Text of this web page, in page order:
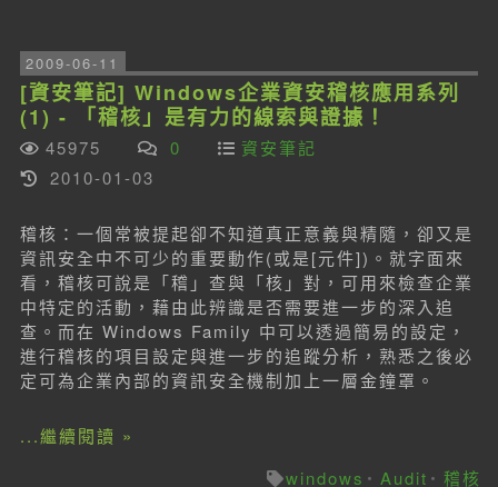
2009-06-11
[資安筆記] Windows企業資安稽核應用系列
(1) - 「稽核」是有力的線索與證據！
45975 0
資安筆記
2010-01-03
稽核：一個常被提起卻不知道真正意義與精隨，卻又是
資訊安全中不可少的重要動作(或是[元件])。就字面來
看，稽核可說是「稽」查與「核」對，可用來檢查企業
中特定的活動，藉由此辨識是否需要進一步的深入追
查。而在 Windows Family 中可以透過簡易的設定，
進行稽核的項目設定與進一步的追蹤分析，熟悉之後必
定可為企業內部的資訊安全機制加上一層金鐘罩。
...繼續閱讀 »
windows
Audit 稽核